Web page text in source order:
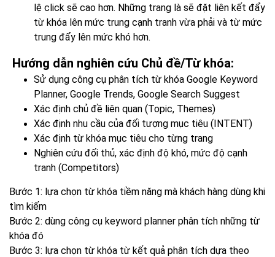
lệ click sẽ cao hơn. Những trang là sẽ đặt liên kết đẩy
từ khóa lên mức trung cạnh tranh vừa phải và từ mức
trung đẩy lên mức khó hơn.
Hướng dẫn nghiên cứu Chủ đề/Từ khóa:
Sử dụng công cụ phân tích từ khóa Google Keyword
Planner, Google Trends, Google Search Suggest
Xác định chủ đề liên quan (Topic, Themes)
Xác định nhu cầu của đối tượng mục tiêu (INTENT)
Xác định từ khóa mục tiêu cho từng trang
Nghiên cứu đối thủ, xác định độ khó, mức độ cạnh
tranh (Competitors)
Bước 1: lựa chọn từ khóa tiềm năng mà khách hàng dùng khi
tìm kiếm
Bước 2: dùng công cụ keyword planner phân tích những từ
khóa đó
Bước 3: lựa chọn từ khóa từ kết quả phân tích dựa theo